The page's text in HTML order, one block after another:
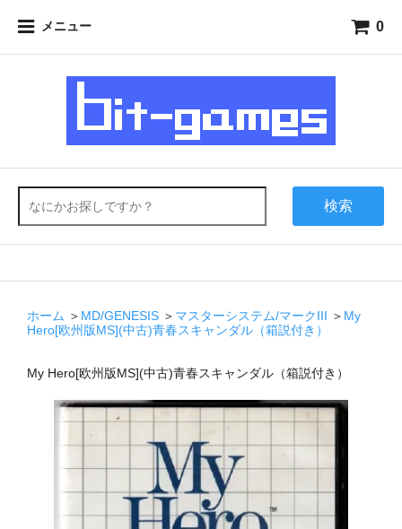
メニュー 0
検索
ホーム ＞ MD/GENESIS ＞ マスターシステム/マークIII ＞ My
Hero[欧州版MS](中古)青春スキャンダル（箱説付き）
My Hero[欧州版MS](中古)青春スキャンダル（箱説付き）